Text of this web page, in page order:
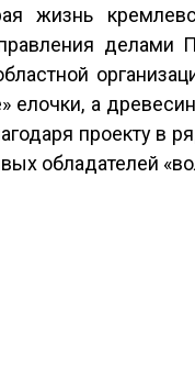
жизнь
делами
елочки, а
проекту в
обладателей